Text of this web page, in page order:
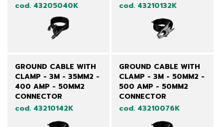
cod. 43205040K
cod. 43210132K
GROUND CABLE WITH
CLAMP - 3M - 35MM2 -
400 AMP - 50MM2
CONNECTOR
cod. 43210142K
GROUND CABLE WITH
CLAMP - 3M - 50MM2 -
500 AMP - 50MM2
CONNECTOR
cod. 43210076K